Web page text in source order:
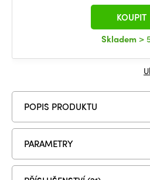
Skladem >
KOUPIT
POPIS PRODUKTU
PARAMETRY